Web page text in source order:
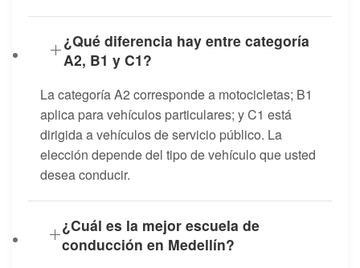
¿Qué diferencia hay entre categoría
A2, B1 y C1?
La categoría A2 corresponde a motocicletas; B1
aplica para vehículos particulares; y C1 está
dirigida a vehículos de servicio público. La
elección depende del tipo de vehículo que usted
desea conducir.
¿Cuál es la mejor escuela de
conducción en Medellín?